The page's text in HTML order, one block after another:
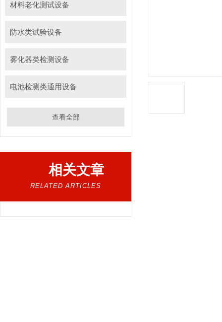
材料老化测试设备
防水类试验设备
雾化器类检测设备
电池检测类通用设备
查看全部
相关文章
RELATED ARTICLES